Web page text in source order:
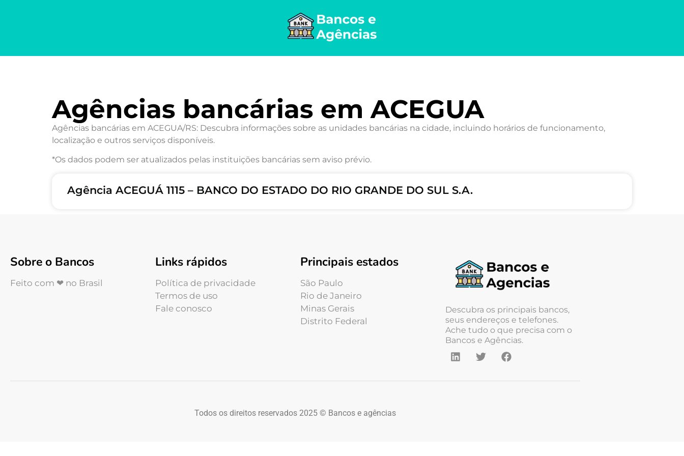
Agências bancárias em ACEGUA
Agências bancárias em ACEGUA/RS: Descubra informações sobre as unidades bancárias na cidade, incluindo horários de funcionamento,
localização e outros serviços disponíveis.
*Os dados podem ser atualizados pelas instituições bancárias sem aviso prévio.
Agência ACEGUÁ 1115 – BANCO DO ESTADO DO RIO GRANDE DO SUL S.A.
Sobre o Bancos
Feito com ❤ no Brasil
Links rápidos
Política de privacidade
Termos de uso
Fale conosco
Principais estados
São Paulo
Rio de Janeiro
Minas Gerais
Distrito Federal
Descubra os principais bancos,
seus endereços e telefones.
Ache tudo o que precisa com o
Bancos e Agências.
Todos os direitos reservados 2025 © Bancos e agências